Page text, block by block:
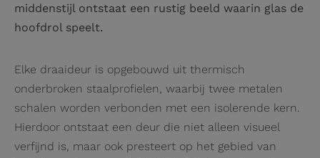
middenstijl ontstaat een rustig beeld waarin glas de
hoofdrol speelt.
Elke draaideur is opgebouwd uit thermisch
onderbroken staalprofielen, waarbij twee metalen
schalen worden verbonden met een isolerende kern.
Hierdoor ontstaat een deur die niet alleen visueel
verfijnd is, maar ook presteert op het gebied van